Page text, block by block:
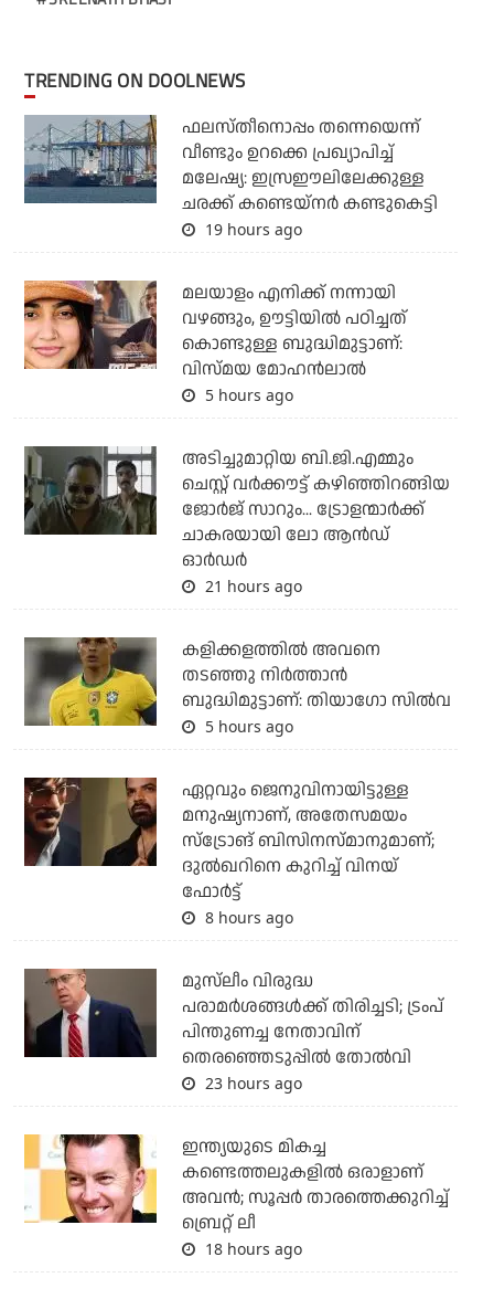
TRENDING ON DOOLNEWS
ഫലസ്തീനൊപ്പം തന്നെയെന്ന്
വീണ്ടും ഉറക്കെ പ്രഖ്യാപിച്ച്
മലേഷ്യ: ഇസ്രഈലിലേക്കുള്ള
ചരക്ക് കണ്ടെയ്‌നര്‍ കണ്ടുകെട്ടി
19 hours ago
മലയാളം എനിക്ക് നന്നായി
വഴങ്ങും, ഊട്ടിയില്‍ പഠിച്ചത്
കൊണ്ടുള്ള ബുദ്ധിമുട്ടാണ്:
വിസ്മയ മോഹന്‍ലാല്‍
5 hours ago
അടിച്ചുമാറ്റിയ ബി.ജി.എമ്മും
ചെസ്റ്റ് വര്‍ക്കൗട്ട് കഴിഞ്ഞിറങ്ങിയ
ജോര്‍ജ് സാറും... ട്രോളന്മാര്‍ക്ക്
ചാകരയായി ലോ ആന്‍ഡ്
ഓര്‍ഡര്‍
21 hours ago
കളിക്കളത്തില്‍ അവനെ
തടഞ്ഞു നിര്‍ത്താന്‍
ബുദ്ധിമുട്ടാണ്: തിയാഗോ സില്‍വ
5 hours ago
ഏറ്റവും ജെനുവിനായിട്ടുള്ള
മനുഷ്യനാണ്, അതേസമയം
സ്‌ട്രോങ് ബിസിനസ്മാനുമാണ്;
ദുല്‍ഖറിനെ കുറിച്ച് വിനയ്
ഫോര്‍ട്ട്
8 hours ago
മുസ്‌ലീം വിരുദ്ധ
പരാമര്‍ശങ്ങള്‍ക്ക് തിരിച്ചടി; ട്രംപ്
പിന്തുണച്ച നേതാവിന്
തെരഞ്ഞെടുപ്പില്‍ തോല്‍വി
23 hours ago
ഇന്ത്യയുടെ മികച്ച
കണ്ടെത്തലുകളില്‍ ഒരാളാണ്
അവന്‍; സൂപ്പര്‍ താരത്തെക്കുറിച്ച്
ബ്രെറ്റ് ലീ
18 hours ago